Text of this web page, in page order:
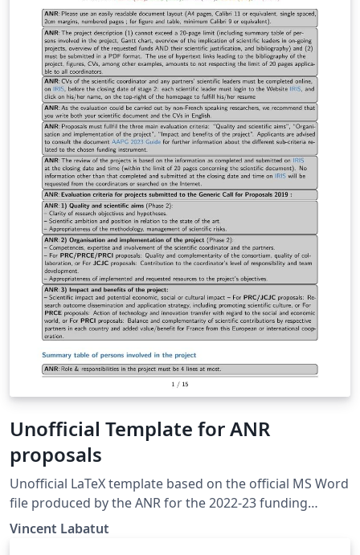
Unofficial Template for ANR
proposals
Unofficial LaTeX template based on the official MS Word
file produced by the ANR for the 2022-23 funding
campaign.
Vincent Labatut